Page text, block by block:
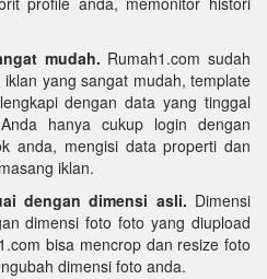
mudah. Rumah1.com sudah
yang sangat mudah, template
dengan data yang tinggal
hanya cukup login dengan
anda, mengisi data properti dan
iklan.
dengan dimensi asli. Dimensi
dimensi foto foto yang diupload
bisa mencrop dan resize foto
dimensi foto anda.